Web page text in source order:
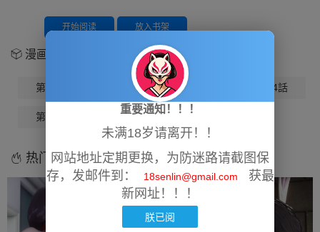
开始阅读 放入书架
漫画章节
第01話 第02話 第03話 第04話
第05話 第06話 第07話-最終話
热门漫画
重要通知！！！
未满18岁请离开！！
网站地址定期更换，为防迷路请截图保
存，发邮件到：
18senlin@gmail.com
获最
新网址！！！
朕已阅